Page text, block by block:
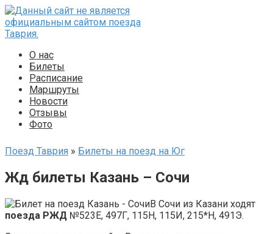
Перейти
к
контенту
О нас
Билеты
Расписание
Маршруты
Новости
Отзывы
Фото
Поезд Таврия » Билеты на поезд на Юг
Жд билеты Казань – Сочи
В Сочи из Казани ходят
поезда РЖД №523Е, 497Г, 115Н, 115И, 215*Н, 491Э.